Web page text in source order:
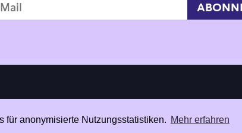
für anonymisierte Nutzungsstatistiken. Mehr erfahren